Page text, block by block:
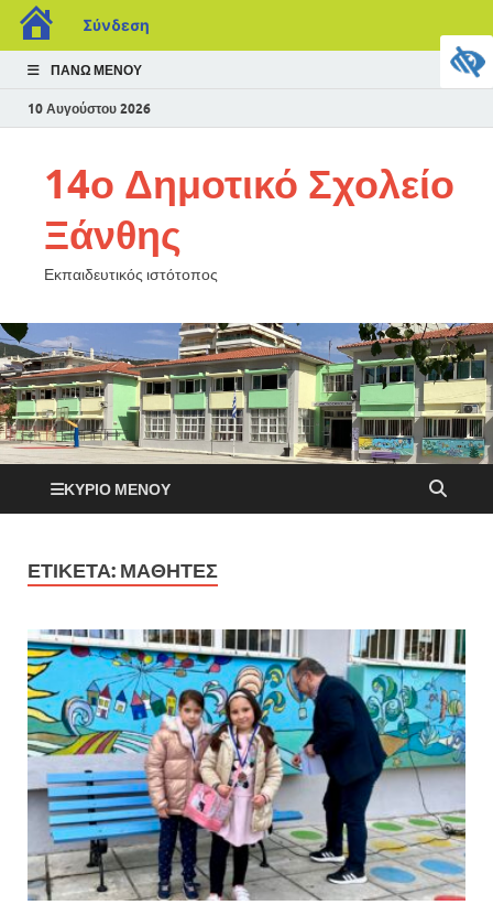
Σύνδεση
ΠΆΝΩ ΜΕΝΟΎ
10 Αυγούστου 2026
14ο Δημοτικό Σχολείο
Ξάνθης
Εκπαιδευτικός ιστότοπος
ΚΎΡΙΟ ΜΕΝΟΎ
ΕΤΙΚΈΤΑ: ΜΑΘΗΤΈΣ